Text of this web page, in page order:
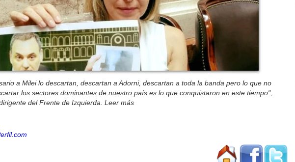
a Milei lo descartan, descartan a Adorni, descartan a toda la banda pero lo que no
los sectores dominantes de nuestro país es lo que conquistaron en este tiempo",
del Frente de Izquierda. Leer más